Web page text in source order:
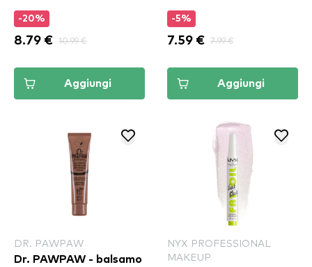
-20%
8.79 € 10.99 €
Aggiungi
-5%
7.59 € 7.99 €
Aggiungi
DR. PAWPAW
Dr. PAWPAW - balsamo
NYX PROFESSIONAL
MAKEUP